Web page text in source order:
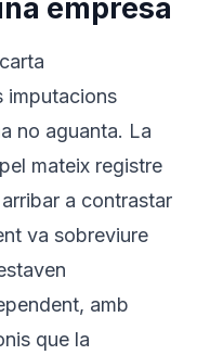
empresa
imputacions
no aguanta. La
mateix registre
a contrastar
va sobreviure
amb
que la